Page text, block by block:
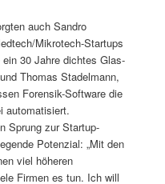
auch Sandro
Mikrotech-Startups
30 Jahre dichtes Glas-
Thomas Stadelmann,
Forensik-Software die
automatisiert.
Sprung zur Startup-
Potenzial: „Mit den
viel höheren
Firmen es tun. Ich will